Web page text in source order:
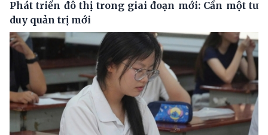
Phát triển đô thị trong giai đoạn mới: Cần một tư
duy quản trị mới